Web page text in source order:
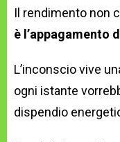
Il rendimento non
è l’appagamento
L’inconscio vive
ogni istante
dispendio